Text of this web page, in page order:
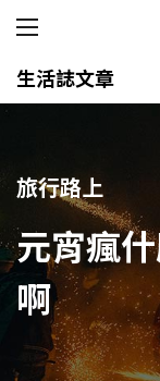
生活誌文章
旅行路上
元宵瘋
啊